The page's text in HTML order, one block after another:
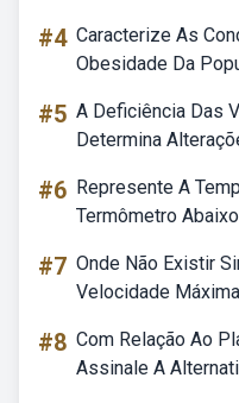
#4 Caracterize As
Obesidade Da
#5 A Deficiência Das
Determina
#6 Represente A
Termômetro
#7 Onde Não Existir
Velocidade
#8 Com Relação Ao
Assinale A